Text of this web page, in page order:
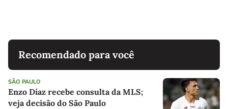
Recomendado para você
SÃO PAULO
Enzo Díaz recebe consulta da MLS;
veja decisão do São Paulo